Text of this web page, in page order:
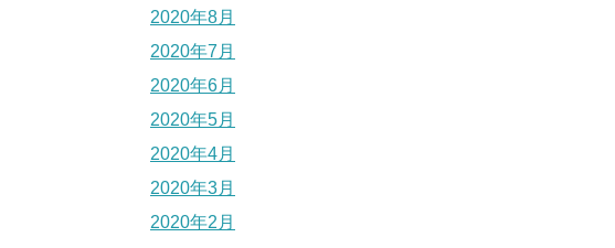
2020年8月
2020年7月
2020年6月
2020年5月
2020年4月
2020年3月
2020年2月